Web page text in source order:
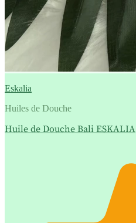
Eskalia
Huiles de Douche
Huile de Douche Bali ESKALIA